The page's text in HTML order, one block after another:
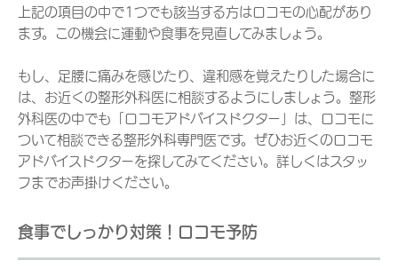
上記の項目の中で1つでも該当する方はロコモの心配があり
ます。この機会に運動や食事を見直してみましょう。
もし、足腰に痛みを感じたり、違和感を覚えたりした場合に
は、お近くの整形外科医に相談するようにしましょう。整形
外科医の中でも「ロコモアドバイスドクター」は、ロコモに
ついて相談できる整形外科専門医です。ぜひお近くのロコモ
アドバイスドクターを探してみてください。詳しくはスタッ
フまでお声掛けください。
食事でしっかり対策！ロコモ予防